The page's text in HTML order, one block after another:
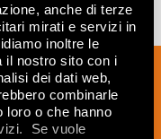
anche di terze
mirati e servizi in
inoltre le
il nostro sito con i
dei dati web,
combinarle
loro o che hanno
Se vuole
чтобы
и
и